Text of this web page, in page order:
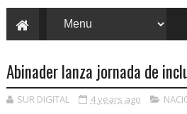
Abinader lanza jornada de
SUR DIGITAL 4 years ago